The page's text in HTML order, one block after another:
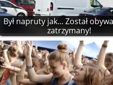
Był napruty jak... Został
zatrzymany!